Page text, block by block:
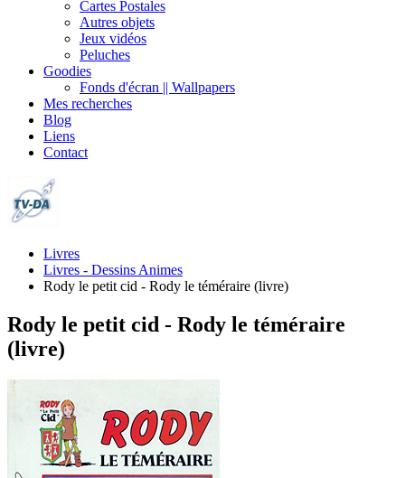
Cartes Postales
Autres objets
Jeux vidéos
Peluches
Goodies
Fonds d'écran || Wallpapers
Mes recherches
Blog
Liens
Contact
Livres
Livres - Dessins Animes
Rody le petit cid - Rody le téméraire (livre)
Rody le petit cid - Rody le téméraire
(livre)